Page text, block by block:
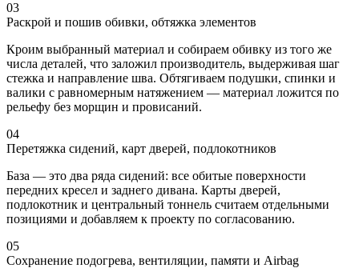
03
Раскрой и пошив обивки, обтяжка элементов
Кроим выбранный материал и собираем обивку из того же
числа деталей, что заложил производитель, выдерживая шаг
стежка и направление шва. Обтягиваем подушки, спинки и
валики с равномерным натяжением — материал ложится по
рельефу без морщин и провисаний.
04
Перетяжка сидений, карт дверей, подлокотников
База — это два ряда сидений: все обитые поверхности
передних кресел и заднего дивана. Карты дверей,
подлокотник и центральный тоннель считаем отдельными
позициями и добавляем к проекту по согласованию.
05
Сохранение подогрева, вентиляции, памяти и Airbag